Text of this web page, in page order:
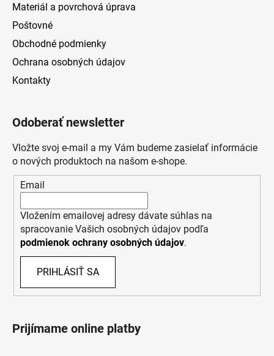
Materiál a povrchová úprava
Poštovné
Obchodné podmienky
Ochrana osobných údajov
Kontakty
Odoberať newsletter
Vložte svoj e-mail a my Vám budeme zasielať informácie
o nových produktoch na našom e-shope.
Email
Vložením emailovej adresy dávate súhlas na
spracovanie Vašich osobných údajov podľa
podmienok ochrany osobných údajov.
PRIHLÁSIŤ SA
Prijímame online platby